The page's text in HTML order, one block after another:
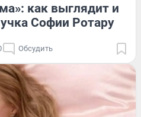
как выглядит и
Софии Ротару
Обсудить